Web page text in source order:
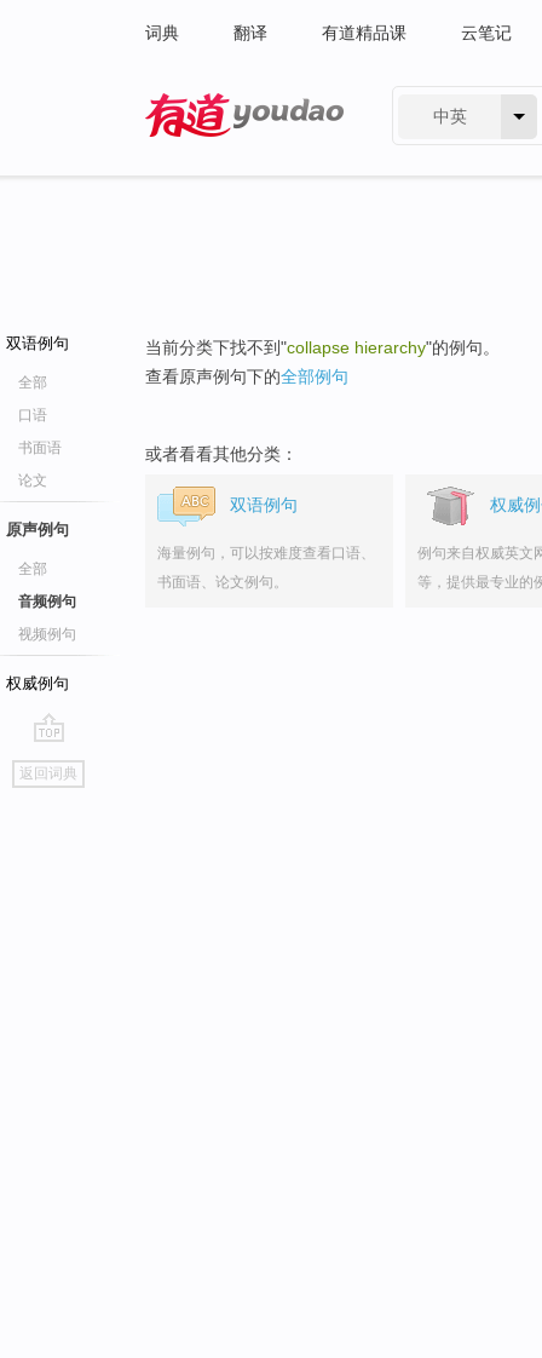
词典 翻译 有道精品课 云笔记
中英
双语例句
全部
口语
书面语
论文
原声例句
全部
音频例句
视频例句
权威例句
go
top
返回词典
当前分类下找不到"collapse hierarchy"的例句。
查看原声例句下的全部例句
或者看看其他分类：
双语例句
海量例句，可以按难度查看口语、
书面语、论文例句。
权威
例句来自权威英文
等，提供最专业的